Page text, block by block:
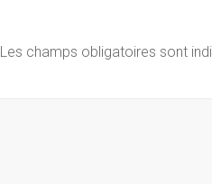
Les champs obligatoires sont